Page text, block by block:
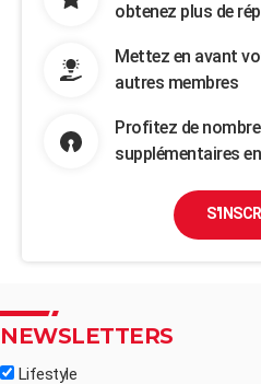
obtenez plus de
Mettez en avant
autres membres
Profitez de
supplémentaires
NEWSLETTERS
Lifestyle